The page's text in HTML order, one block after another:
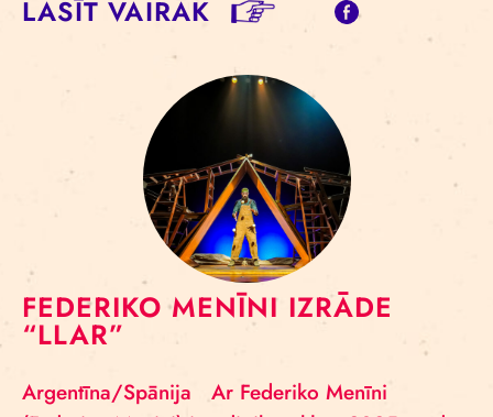
LASĪT VAIRĀK
FEDERIKO MENĪNI IZRĀDE
“LLAR”
Argentīna/Spānija Ar Federiko Menīni